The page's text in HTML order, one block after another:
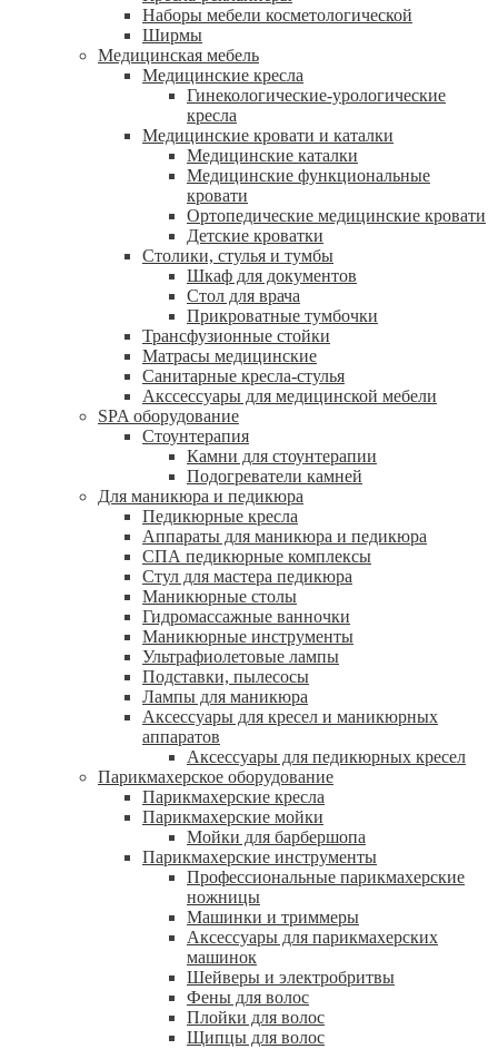
Наборы мебели косметологической
Ширмы
Медицинская мебель
Медицинские кресла
Гинекологические-урологические
кресла
Медицинские кровати и каталки
Медицинские каталки
Медицинские функциональные
кровати
Ортопедические медицинские кровати
Детские кроватки
Столики, стулья и тумбы
Шкаф для документов
Стол для врача
Прикроватные тумбочки
Трансфузионные стойки
Матрасы медицинские
Санитарные кресла-стулья
Акссессуары для медицинской мебели
SPA оборудование
Стоунтерапия
Камни для стоунтерапии
Подогреватели камней
Для маникюра и педикюра
Педикюрные кресла
Аппараты для маникюра и педикюра
СПА педикюрные комплексы
Стул для мастера педикюра
Маникюрные столы
Гидромассажные ванночки
Маникюрные инструменты
Ультрафиолетовые лампы
Подставки, пылесосы
Лампы для маникюра
Аксессуары для кресел и маникюрных
аппаратов
Аксессуары для педикюрных кресел
Парикмахерское оборудование
Парикмахерские кресла
Парикмахерские мойки
Мойки для барбершопа
Парикмахерские инструменты
Профессиональные парикмахерские
ножницы
Машинки и триммеры
Аксессуары для парикмахерских
машинок
Шейверы и электробритвы
Фены для волос
Плойки для волос
Щипцы для волос